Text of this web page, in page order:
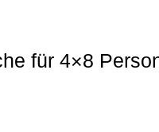
für 4×8